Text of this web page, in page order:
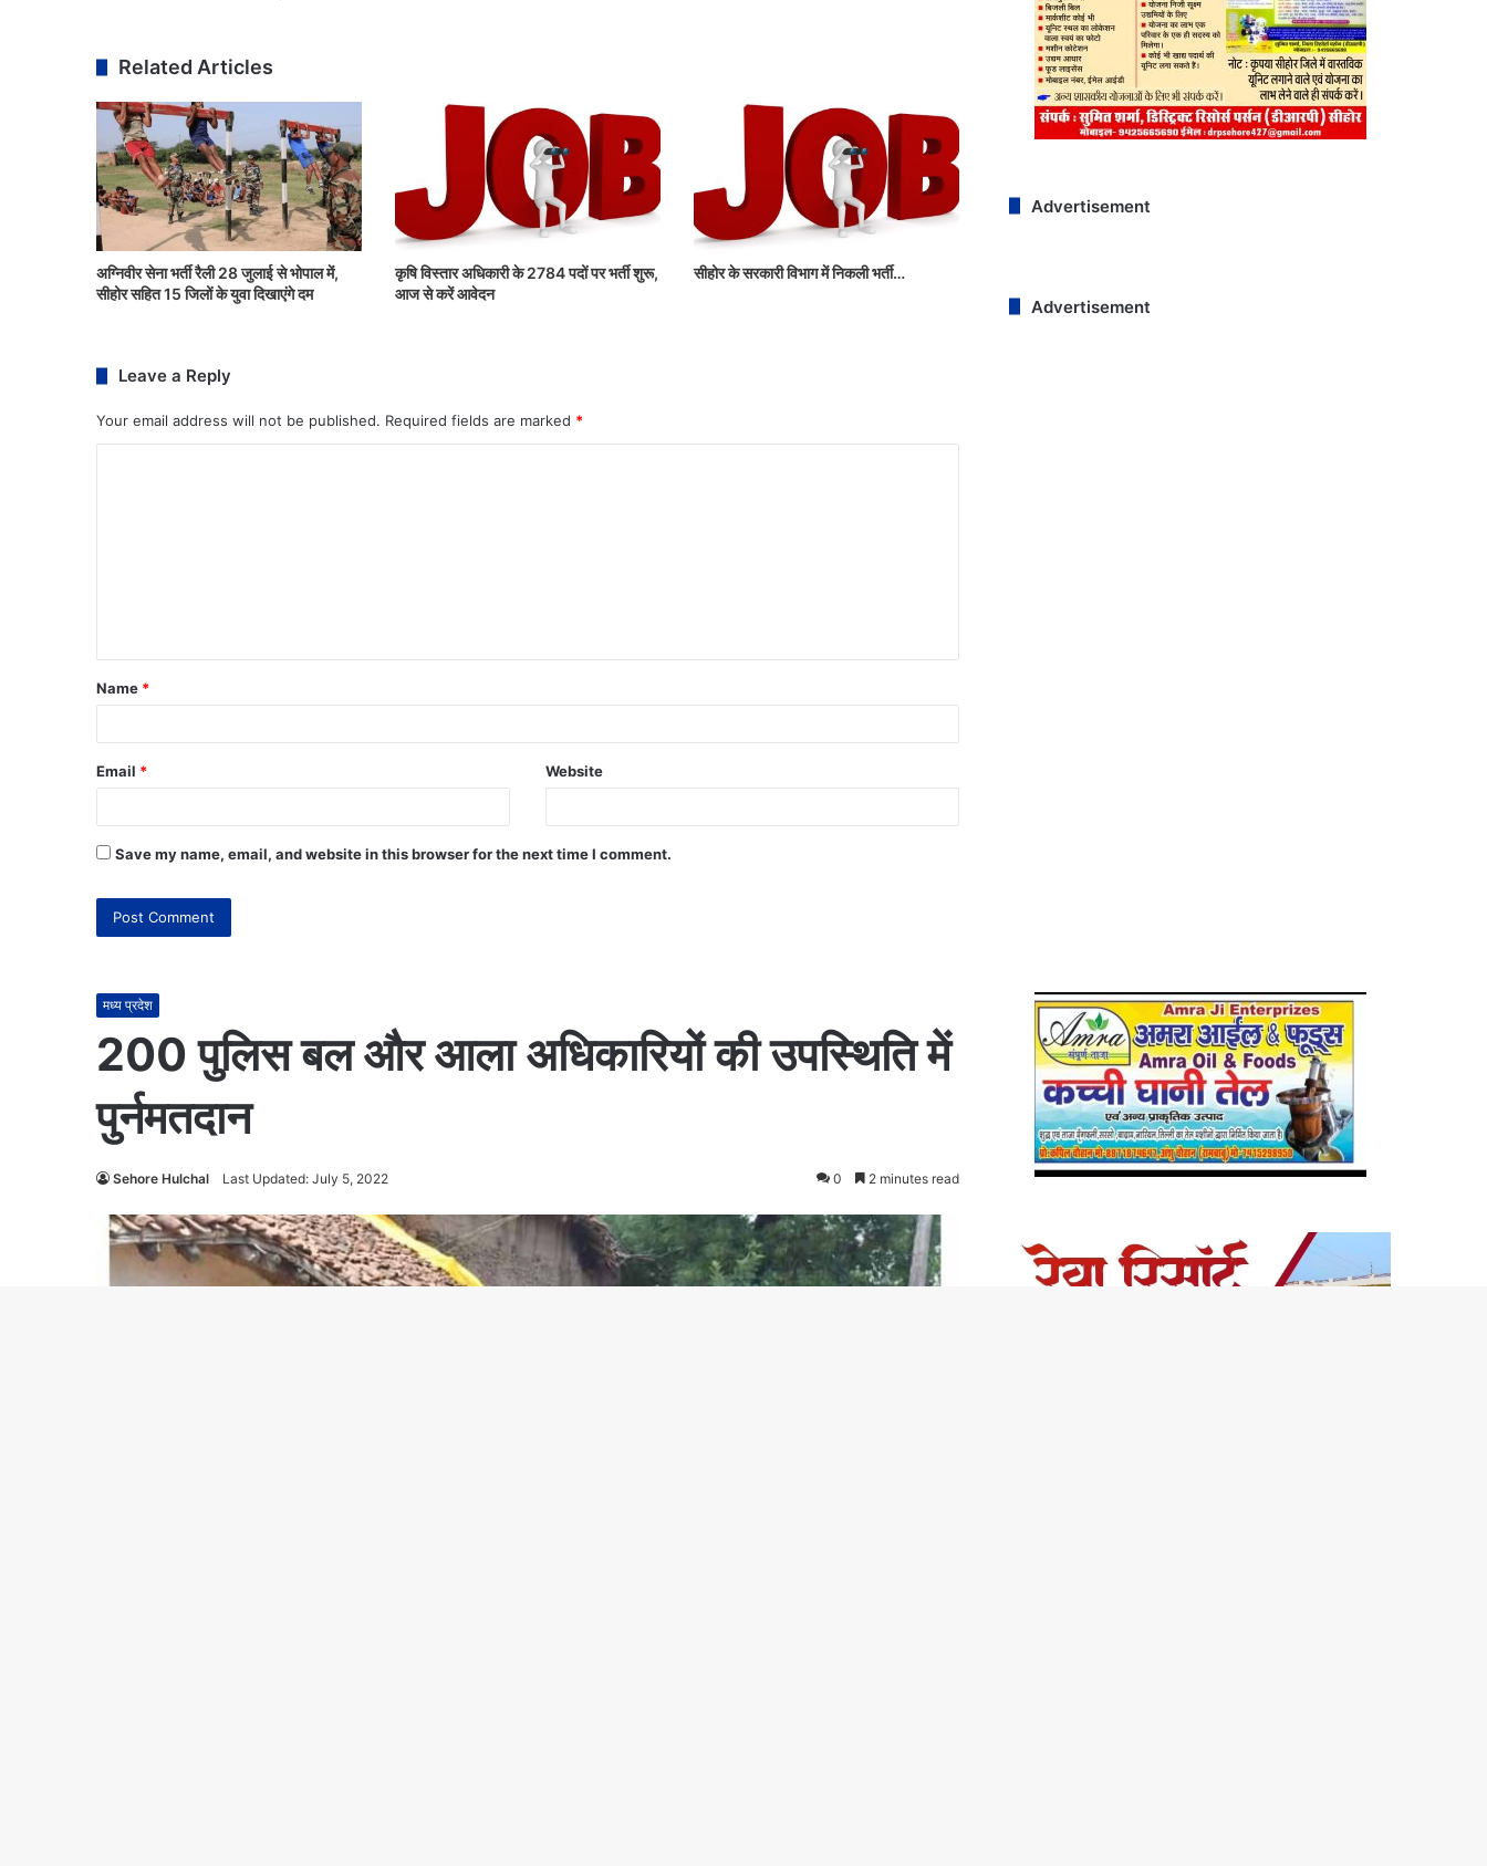
Related Articles
अग्निवीर सेना भर्ती रैली 28 जुलाई से भोपाल में,
सीहोर सहित 15 जिलों के युवा दिखाएंगे दम
कृषि विस्तार अधिकारी के 2784 पदों पर भर्ती शुरू,
आज से करें आवेदन
सीहोर के सरकारी विभाग में निकली भर्ती…
Leave a Reply
Your email address will not be published. Required fields are marked *
Name *
Email * Website
Save my name, email, and website in this browser for the next time I comment.
Advertisement
Advertisement